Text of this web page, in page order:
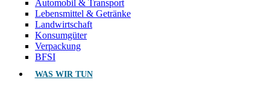
Automobil & Transport
Lebensmittel & Getränke
Landwirtschaft
Konsumgüter
Verpackung
BFSI
WAS WIR TUN